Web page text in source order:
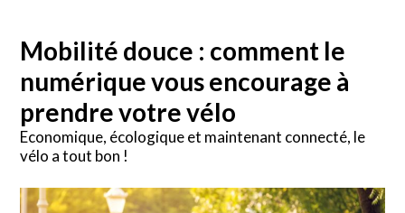
Mobilité douce : comment le
numérique vous encourage à
prendre votre vélo
Economique, écologique et maintenant connecté, le
vélo a tout bon !